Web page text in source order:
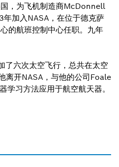
，为飞机制造商McDonnell
加入NASA，在位于德克萨
的航班控制中心任职。九年
了六次太空飞行，总共在太空
离开NASA，与他的公司Foale
习方法应用于航空航天器。